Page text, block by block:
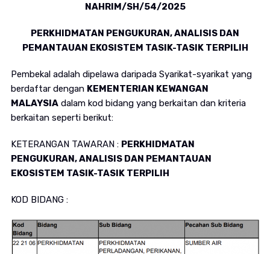
NAHRIM/SH/54/2025
PERKHIDMATAN PENGUKURAN, ANALISIS DAN
PEMANTAUAN EKOSISTEM TASIK-TASIK TERPILIH
Pembekal adalah dipelawa daripada Syarikat-syarikat yang
berdaftar dengan KEMENTERIAN KEWANGAN
MALAYSIAdalam kod bidang yang berkaitan dan kriteria
berkaitan seperti berikut:
KETERANGAN TAWARAN : PERKHIDMATAN
PENGUKURAN, ANALISIS DAN PEMANTAUAN
EKOSISTEM TASIK-TASIK TERPILIH
KOD BIDANG :